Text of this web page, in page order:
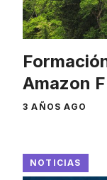
Amazon
3 AÑOS AGO
NOTICIAS